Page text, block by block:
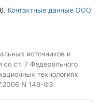
Контактные данные ООО
источников и
со ст. 7 Федерального
технологиях
N 149-ФЗ